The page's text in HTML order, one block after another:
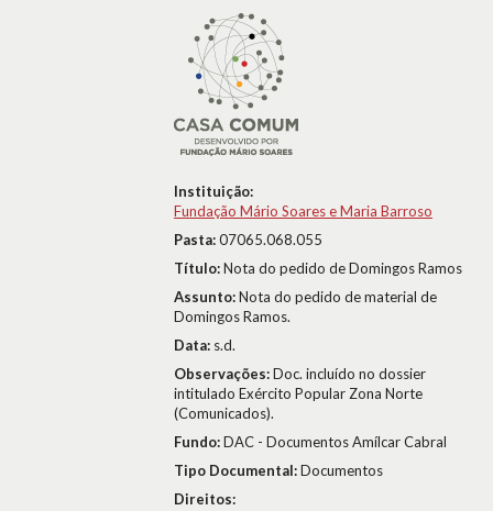
Instituição:
Fundação Mário Soares e Maria Barroso
Pasta:07065.068.055
Título:Nota do pedido de Domingos Ramos
Assunto:Nota do pedido de material de
Domingos Ramos.
Data: s.d.
Observações:Doc. incluído no dossier
intitulado Exército Popular Zona Norte
(Comunicados).
Fundo:DAC - Documentos Amílcar Cabral
Tipo Documental:Documentos
Direitos: